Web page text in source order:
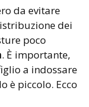
da evitare
dei
poco
. È importante,
a indossare
è piccolo. Ecco